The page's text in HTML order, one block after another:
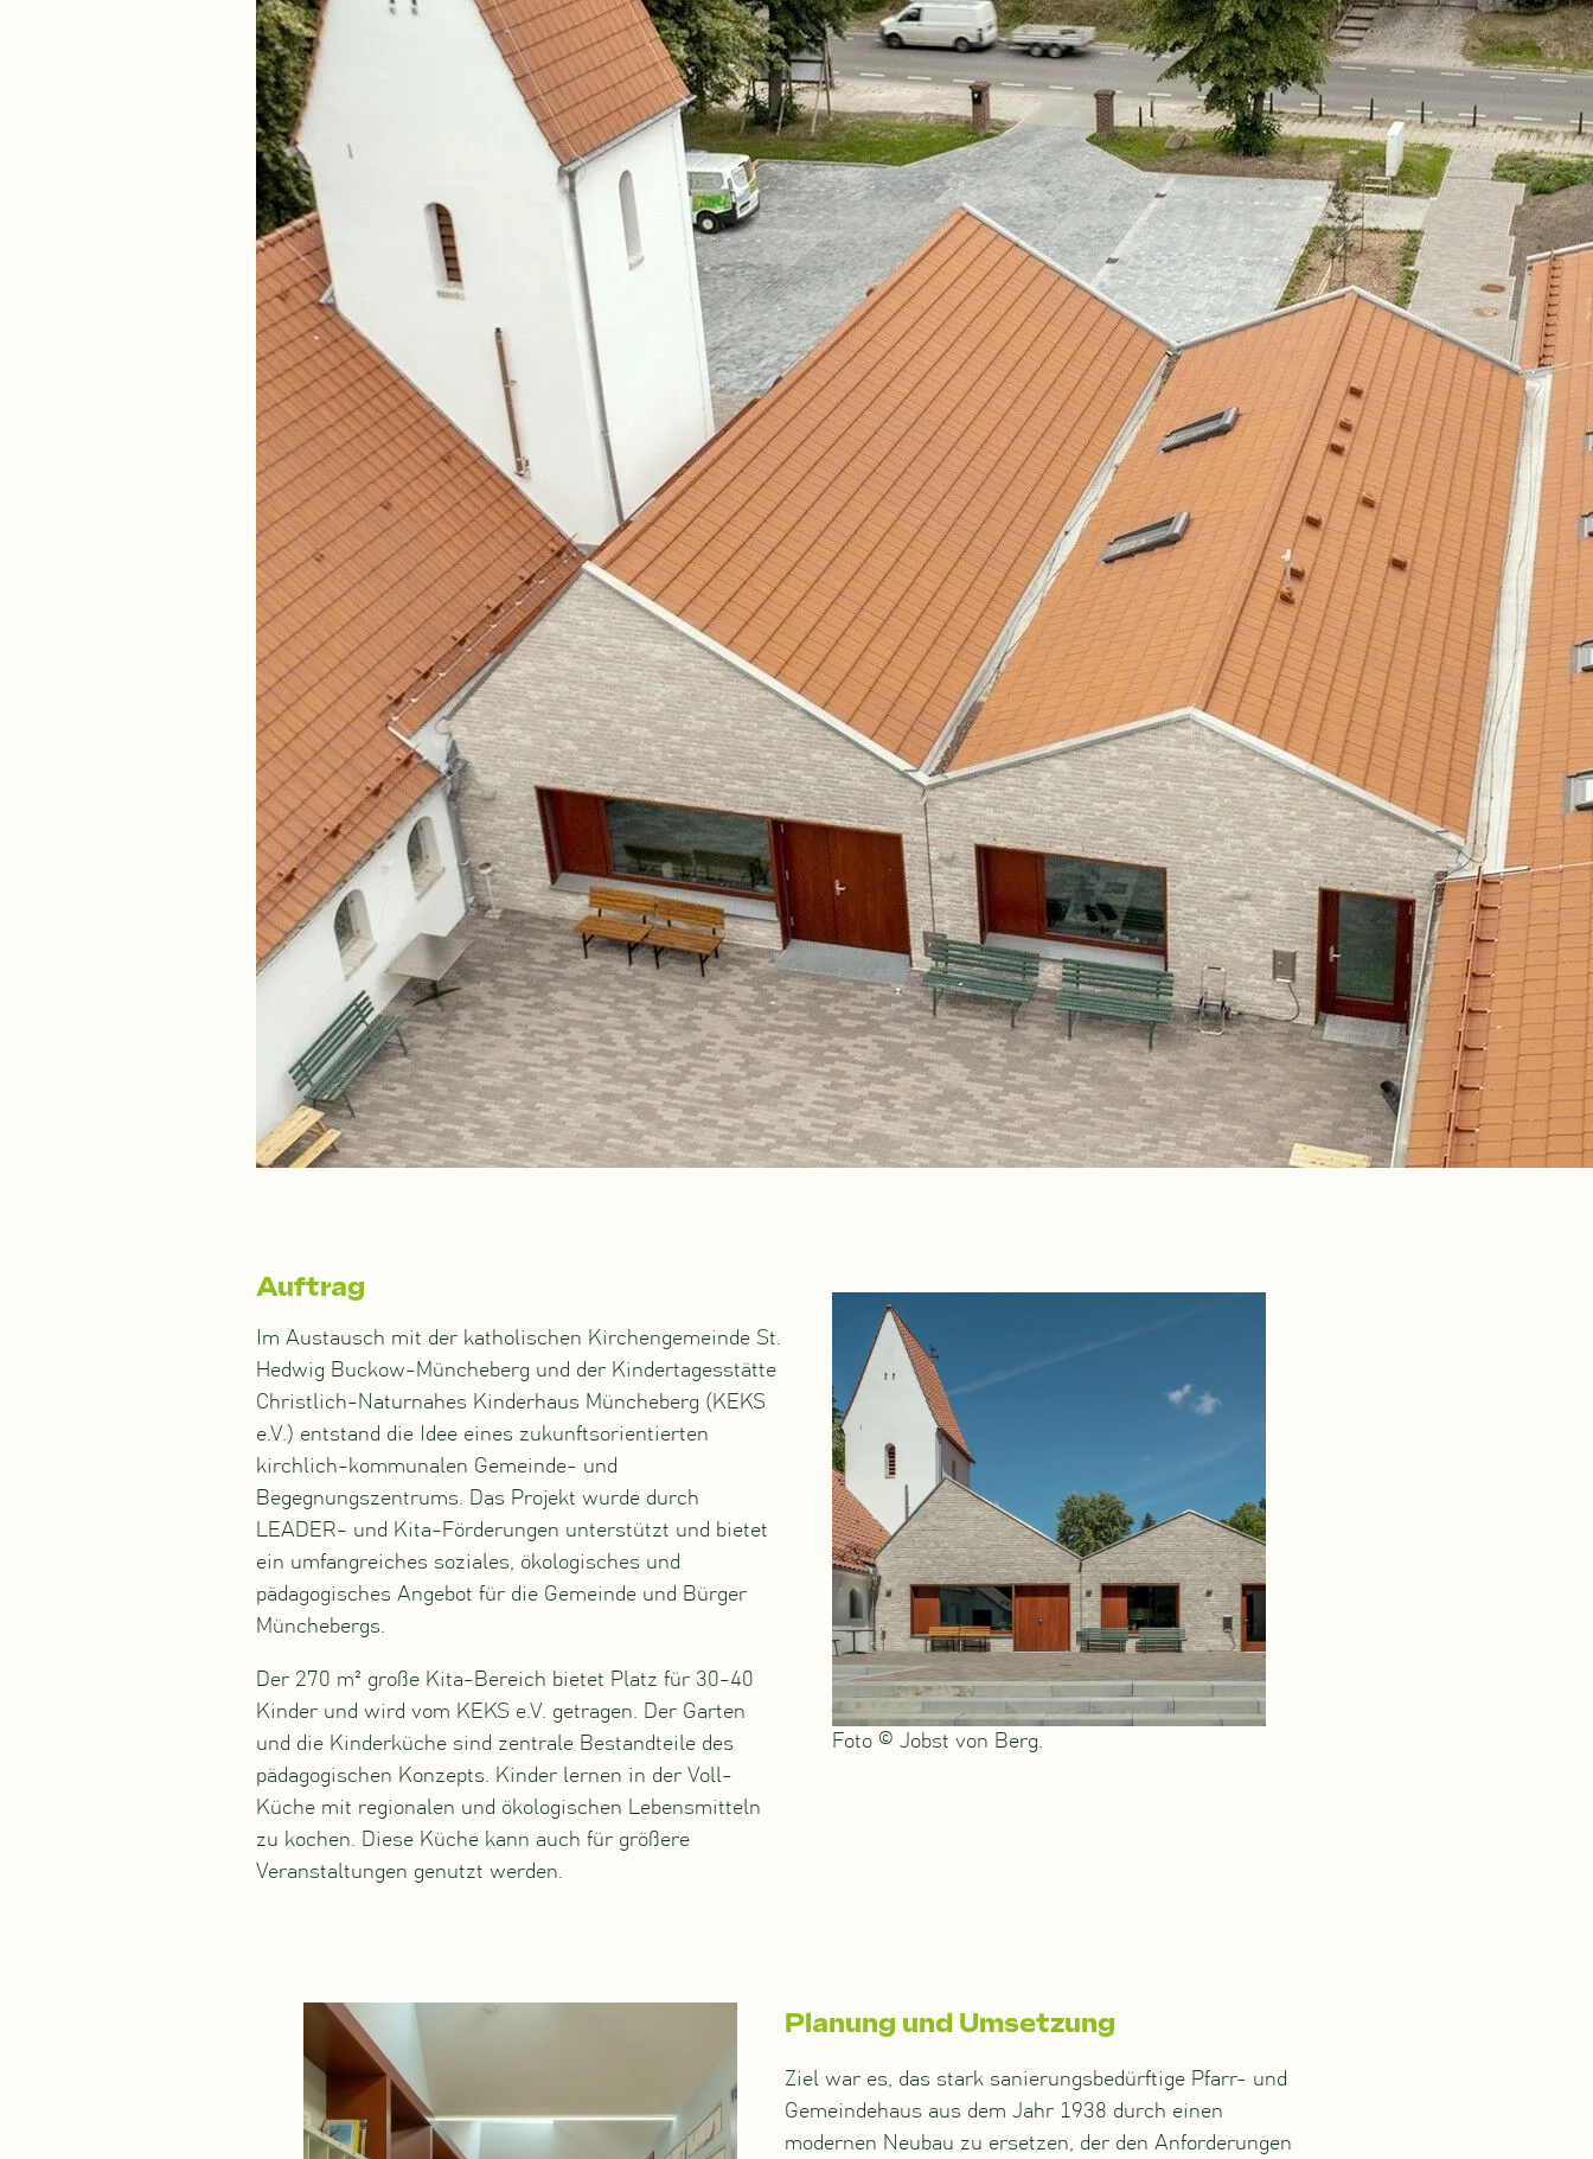
AN- UND UMBAUTEN, GENERALPLANUNG, INTERIOR, KINDERGARTEN
,
KIRCHENIMMOBILIEN
St. Hedwig
Entstehung eines Gemeinde- und Begegnungszentrums
Müncheberg
2018–2022
LP 1–8
Auftrag
Im Austausch mit der katholischen Kirchengemeinde St.
Hedwig Buckow-Müncheberg und der Kindertagesstätte
Christlich-Naturnahes Kinderhaus Müncheberg (KEKS
e.V.) entstand die Idee eines zukunftsorientierten
kirchlich-kommunalen Gemeinde- und
Begegnungszentrums. Das Projekt wurde durch
LEADER- und Kita-Förderungen unterstützt und bietet
ein umfangreiches soziales, ökologisches und
pädagogisches Angebot für die Gemeinde und Bürger
Münchebergs.
Der 270 m² große Kita-Bereich bietet Platz für 30-40
Kinder und wird vom KEKS e.V. getragen. Der Garten
und die Kinderküche sind zentrale Bestandteile des
pädagogischen Konzepts. Kinder lernen in der Voll-
Küche mit regionalen und ökologischen Lebensmitteln
zu kochen. Diese Küche kann auch für größere
Veranstaltungen genutzt werden.
Foto © Jobst von Berg.
Planung und Umsetzung
Ziel war es, das stark sanierungsbedürftige Pfarr- und
Gemeindehaus aus dem Jahr 1938 durch einen
modernen Neubau zu ersetzen, der den Anforderungen